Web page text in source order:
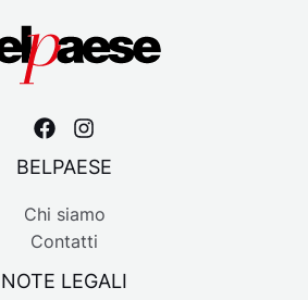
BELPAESE
Chi siamo
Contatti
NOTE LEGALI